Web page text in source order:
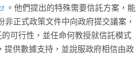
。他們提出的特殊需要信託方案，能
正式政策文件中向政府提交議案，
可行性，並任命何教授就信託模式
提供數據支持，並說服政府相信由政